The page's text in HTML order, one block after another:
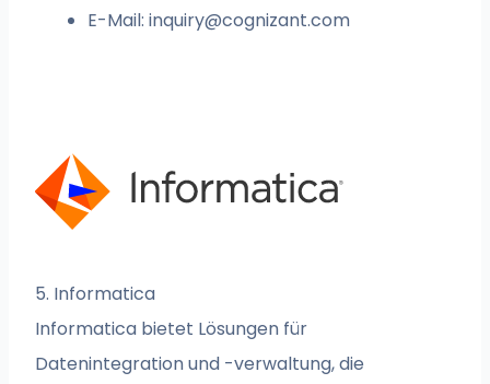
E-Mail:inquiry@cognizant.com
5. Informatica
Informatica bietet Lösungen für
Datenintegration und -verwaltung, die